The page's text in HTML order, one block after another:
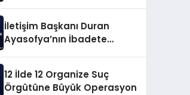
İletişim Başkanı Duran
Ayasofya’nın İbadete
12 İlde 12 Organize Suç
Örgütüne Büyük Operasyon